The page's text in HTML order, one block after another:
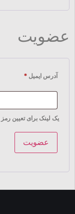
عضویت
آدرس ایمیل *
یک لینک برای تعیین
عضویت